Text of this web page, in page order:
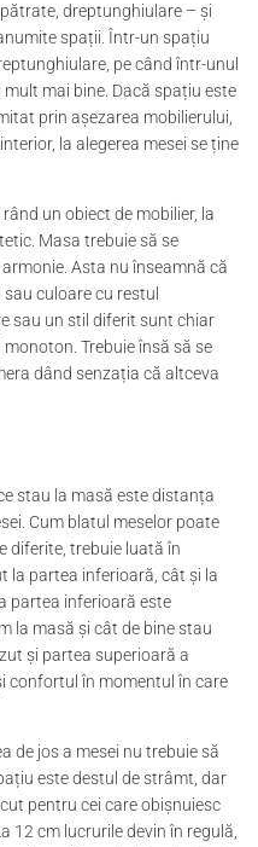
dreptunghiulare – și
spații. Într-un spațiu
pe când într-unul
mai bine. Dacă spațiu este
prin așezarea mobilierului,
la alegerea mesei se ține
un obiect de mobilier, la
Masa trebuie să se
Asta nu înseamnă că
culoare cu restul
sau un stil diferit sunt chiar
Trebuie însă să se
dând senzația că altceva
stau la masă este distanța
Cum blatul meselor poate
diferite, trebuie luată în
la partea inferioară, cât și la
partea inferioară este
la masă și cât de bine stau
și partea superioară a
confortul în momentul în care
de jos a mesei nu trebuie să
este destul de strâmt, dar
pentru cei care obișnuiesc
12 cm lucrurile devin în regulă,